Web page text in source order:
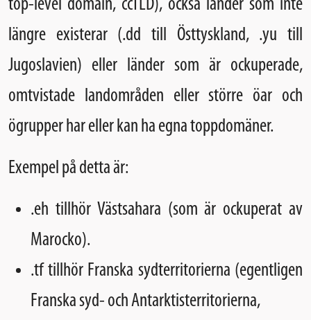
top-level domain, ccTLD), också länder som inte
längre existerar (.dd till Östtyskland, .yu till
Jugoslavien) eller länder som är ockuperade,
omtvistade landområden eller större öar och
ögrupper har eller kan ha egna toppdomäner.
Exempel på detta är:
.eh tillhör Västsahara (som är ockuperat av
Marocko).
.tf tillhör Franska sydterritorierna (egentligen
Franska syd- och Antarktisterritorierna,